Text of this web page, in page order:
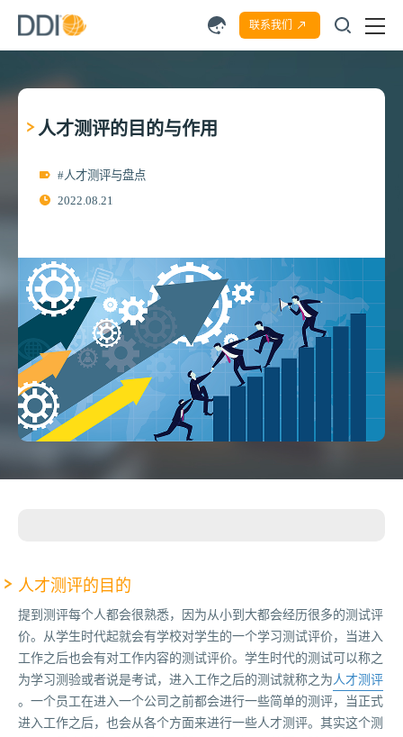
联系我们
人才测评的目的与作用
#人才测评与盘点
2022.08.21
人才测评的目的
提到测评每个人都会很熟悉，因为从小到大都会经历很多的测试评
价。从学生时代起就会有学校对学生的一个学习测试评价，当进入
工作之后也会有对工作内容的测试评价。学生时代的测试可以称之
为学习测验或者说是考试，进入工作之后的测试就称之为人才测评
。一个员工在进入一个公司之前都会进行一些简单的测评，当正式
进入工作之后，也会从各个方面来进行一些人才测评。其实这个测